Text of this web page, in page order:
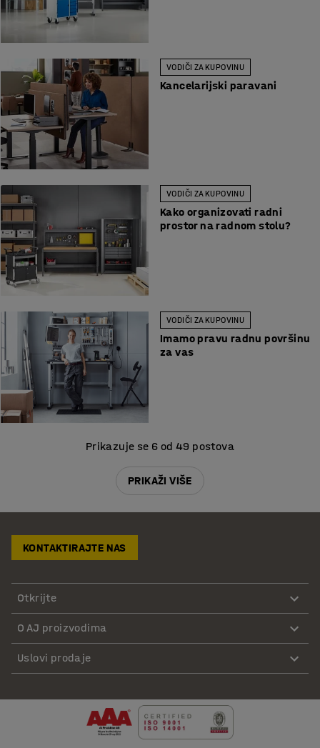
VODIČI ZA KUPOVINU
Kancelarijski paravani
VODIČI ZA KUPOVINU
Kako organizovati radni
prostor na radnom stolu?
VODIČI ZA KUPOVINU
Imamo pravu radnu površinu
za vas
Prikazuje se 6 od 49 postova
PRIKAŽI VIŠE
KONTAKTIRAJTE NAS
Otkrijte
O AJ proizvodima
Uslovi prodaje